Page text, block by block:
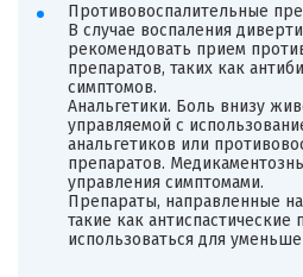
Противовоспалительные
В случае воспаления
рекомендовать прием
препаратов, таких как
симптомов.
Анальгетики. Боль внизу
управляемой с
анальгетиков или
препаратов.
управления симптомами.
Препараты, направленные
такие как антиспастические
использоваться для